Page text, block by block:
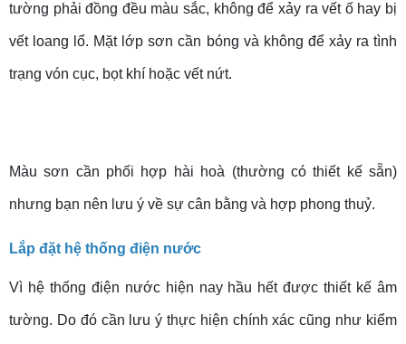
tường phải đồng đều màu sắc, không để xảy ra vết ố hay bị
vết loang lổ. Mặt lớp sơn cần bóng và không để xảy ra tình
trạng vón cục, bọt khí hoặc vết nứt.
Màu sơn cần phối hợp hài hoà (thường có thiết kế sẵn)
nhưng bạn nên lưu ý về sự cân bằng và hợp phong thuỷ.
Lắp đặt hệ thống điện nước
Vì hệ thống điện nước hiện nay hầu hết được thiết kế âm
tường. Do đó cần lưu ý thực hiện chính xác cũng như kiểm